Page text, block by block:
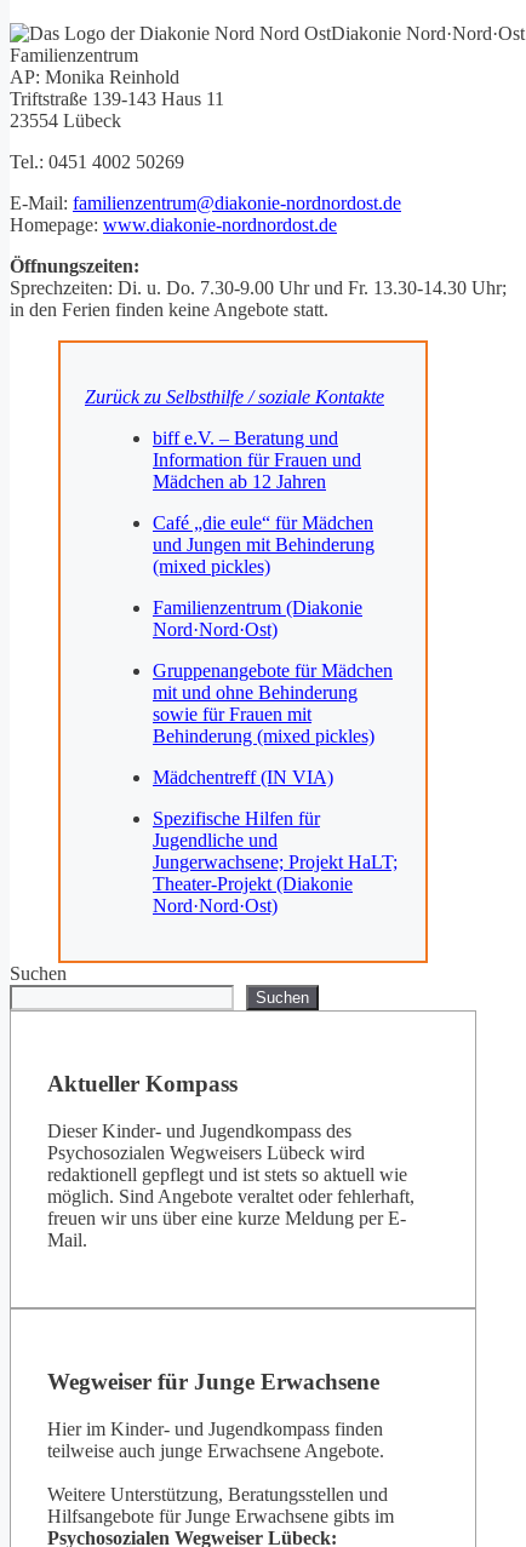
Diakonie Nord·Nord·Ost
Familienzentrum
AP: Monika Reinhold
Triftstraße 139-143 Haus 11
23554 Lübeck
Tel.: 0451 4002 50269
E-Mail: familienzentrum@diakonie-nordnordost.de
Homepage: www.diakonie-nordnordost.de
Öffnungszeiten:
Sprechzeiten: Di. u. Do. 7.30-9.00 Uhr und Fr. 13.30-14.30 Uhr;
in den Ferien finden keine Angebote statt.
Zurück zu Selbsthilfe / soziale Kontakte
biff e.V. – Beratung und
Information für Frauen und
Mädchen ab 12 Jahren
Café „die eule“ für Mädchen
und Jungen mit Behinderung
(mixed pickles)
Familienzentrum (Diakonie
Nord·Nord·Ost)
Gruppenangebote für Mädchen
mit und ohne Behinderung
sowie für Frauen mit
Behinderung (mixed pickles)
Mädchentreff (IN VIA)
Spezifische Hilfen für
Jugendliche und
Jungerwachsene; Projekt HaLT;
Theater-Projekt (Diakonie
Nord·Nord·Ost)
Suchen
Suchen
Aktueller Kompass
Dieser Kinder- und Jugendkompass des
Psychosozialen Wegweisers Lübeck wird
redaktionell gepflegt und ist stets so aktuell wie
möglich. Sind Angebote veraltet oder fehlerhaft,
freuen wir uns über eine kurze Meldung per E-
Mail.
Wegweiser für Junge Erwachsene
Hier im Kinder- und Jugendkompass finden
teilweise auch junge Erwachsene Angebote.
Weitere Unterstützung, Beratungsstellen und
Hilfsangebote für Junge Erwachsene gibts im
Psychosozialen Wegweiser Lübeck: